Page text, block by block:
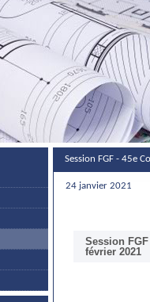
Session FGF - 45e
24 janvier 2021
Session
février 2021